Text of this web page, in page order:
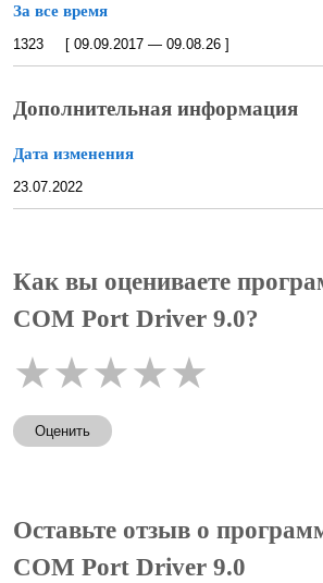
За все время
1323 [ 09.09.2017 — 09.08.26 ]
Дополнительная информация
Дата изменения
23.07.2022
Как вы оцениваете
COM Port Driver 9.0?
★★★★★
Оценить
Оставьте отзыв о
COM Port Driver 9.0